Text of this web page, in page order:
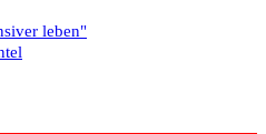
leben"